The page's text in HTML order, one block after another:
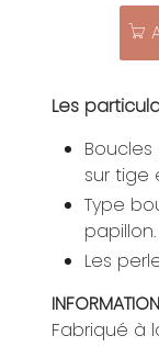
Les
sur tige
Type
papillon.
Les
Fabriqué à